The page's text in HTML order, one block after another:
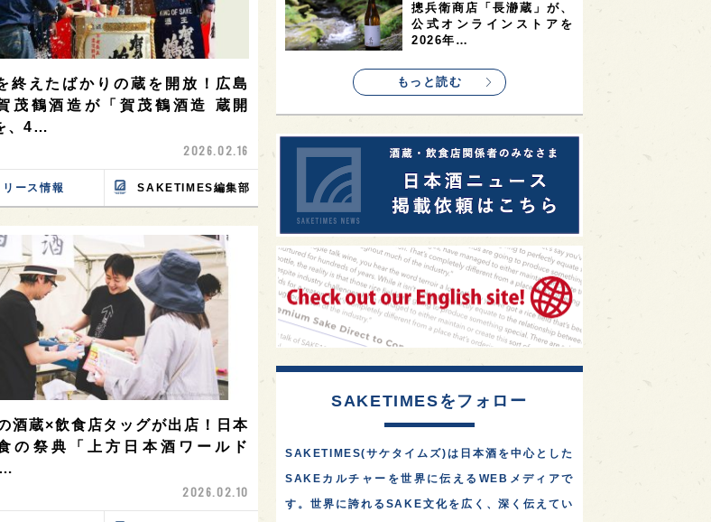
終えたばかりの蔵を開放！広島
茂鶴酒造が「賀茂鶴酒造 蔵開
、4…
2026.02.16
リース情報 SAKETIMES編集部
酒蔵×飲食店タッグが出店！日本
の祭典「上方日本酒ワールド
2026.02.10
歌舞伎町 1 沖縄県 1 鳥取県 1
saketimes_image_4 1
摠兵衛商店「長瀞蔵」が、
公式オンラインストアを
2026年…
もっと読む
SAKETIMESをフォロー
SAKETIMES(サケタイムズ)は日本酒を中心とした
SAKEカルチャーを世界に伝えるWEBメディアで
す。世界に誇れるSAKE文化を広く、深く伝えてい